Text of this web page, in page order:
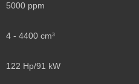
5000 ppm
4 - 4400 cm³
122 Hp/91 kW